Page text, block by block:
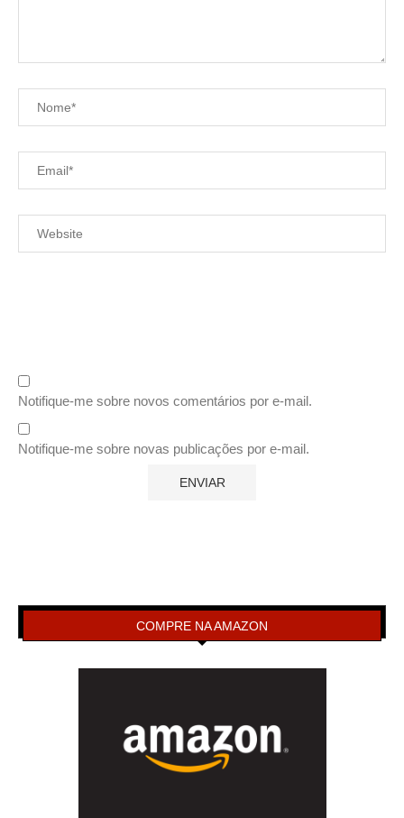
Notifique-me sobre novos comentários por e-mail.
Notifique-me sobre novas publicações por e-mail.
COMPRE NA AMAZON